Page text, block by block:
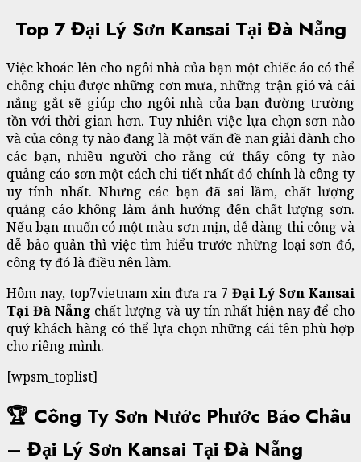
Top 7 Đại Lý Sơn Kansai Tại Đà Nẵng
Việc khoác lên cho ngôi nhà của bạn một chiếc áo có thể
chống chịu được những cơn mưa, những trận gió và cái
nắng gắt sẽ giúp cho ngôi nhà của bạn đường trường
tồn với thời gian hơn. Tuy nhiên việc lựa chọn sơn nào
và của công ty nào đang là một vấn đề nan giải dành cho
các bạn, nhiều người cho rằng cứ thấy công ty nào
quảng cáo sơn một cách chi tiết nhất đó chính là công ty
uy tính nhất. Nhưng các bạn đã sai lầm, chất lượng
quảng cáo không làm ảnh hưởng đến chất lượng sơn.
Nếu bạn muốn có một màu sơn mịn, dễ dàng thi công và
dễ bảo quản thì việc tìm hiểu trước những loại sơn đó,
công ty đó là điều nên làm.
Hôm nay, top7vietnam xin đưa ra 7 Đại Lý Sơn Kansai
Tại Đà Nẵng chất lượng và uy tín nhất hiện nay để cho
quý khách hàng có thể lựa chọn những cái tên phù hợp
cho riêng mình.
[wpsm_toplist]
🏆 Công Ty Sơn Nước Phước Bảo Châu
– Đại Lý Sơn Kansai Tại Đà Nẵng